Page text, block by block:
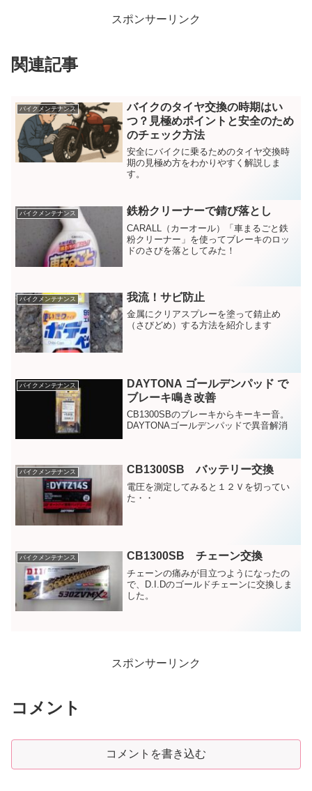
スポンサーリンク
関連記事
バイクメンテナンス
バイクのタイヤ交換の時期はい
つ？見極めポイントと安全のため
のチェック方法
安全にバイクに乗るためのタイヤ交換時
期の見極め方をわかりやすく解説しま
す。
バイクメンテナンス 鉄粉クリーナーで錆び落とし
CARALL（カーオール）「車まるごと鉄
粉クリーナー」を使ってブレーキのロッ
ドのさびを落としてみた！
バイクメンテナンス 我流！サビ防止
金属にクリアスプレーを塗って錆止め
（さびどめ）する方法を紹介します
バイクメンテナンス
DAYTONA ゴールデンパッド で
ブレーキ鳴き改善
CB1300SBのブレーキからキーキー音。
DAYTONAゴールデンパッドで異音解消
バイクメンテナンス CB1300SB バッテリー交換
電圧を測定してみると１２Ｖを切ってい
た・・
バイクメンテナンス CB1300SB チェーン交換
チェーンの痛みが目立つようになったの
で、D.I.Dのゴールドチェーンに交換しま
した。
スポンサーリンク
コメント
コメントを書き込む